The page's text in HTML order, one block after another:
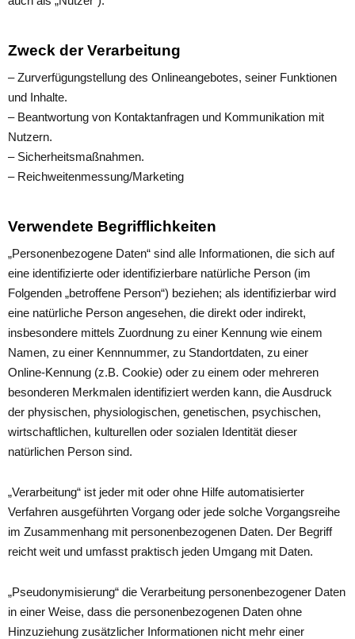
Zweck der Verarbeitung
– Zurverfügungstellung des Onlineangebotes, seiner Funktionen
und Inhalte.
– Beantwortung von Kontaktanfragen und Kommunikation mit
Nutzern.
– Sicherheitsmaßnahmen.
– Reichweitenmessung/Marketing
Verwendete Begrifflichkeiten
„Personenbezogene Daten“ sind alle Informationen, die sich auf
eine identifizierte oder identifizierbare natürliche Person (im
Folgenden „betroffene Person“) beziehen; als identifizierbar wird
eine natürliche Person angesehen, die direkt oder indirekt,
insbesondere mittels Zuordnung zu einer Kennung wie einem
Namen, zu einer Kennnummer, zu Standortdaten, zu einer
Online-Kennung (z.B. Cookie) oder zu einem oder mehreren
besonderen Merkmalen identifiziert werden kann, die Ausdruck
der physischen, physiologischen, genetischen, psychischen,
wirtschaftlichen, kulturellen oder sozialen Identität dieser
natürlichen Person sind.
„Verarbeitung“ ist jeder mit oder ohne Hilfe automatisierter
Verfahren ausgeführten Vorgang oder jede solche Vorgangsreihe
im Zusammenhang mit personenbezogenen Daten. Der Begriff
reicht weit und umfasst praktisch jeden Umgang mit Daten.
„Pseudonymisierung“ die Verarbeitung personenbezogener Daten
in einer Weise, dass die personenbezogenen Daten ohne
Hinzuziehung zusätzlicher Informationen nicht mehr einer